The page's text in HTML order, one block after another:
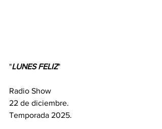
"LUNES FELIZ"
Radio Show
22 de diciembre.
Temporada 2025.